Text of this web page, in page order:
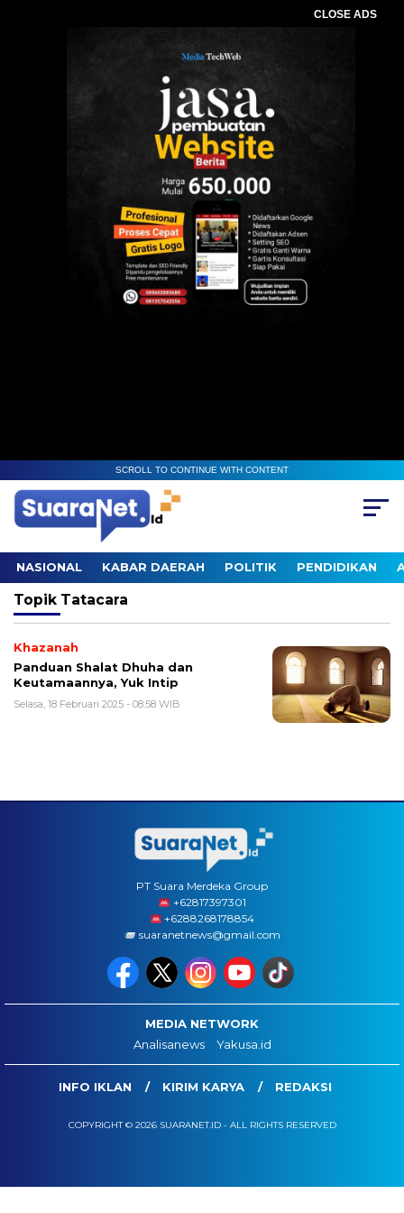
CLOSE ADS
SCROLL TO CONTINUE WITH CONTENT
NASIONAL KABAR DAERAH POLITIK PENDIDIKAN
Topik Tatacara
Khazanah
Panduan Shalat Dhuha dan
Keutamaannya, Yuk Intip
Selasa, 18 Februari 2025 - 08:58 WIB
PT Suara Merdeka Group
‪+62817397301
+6288268178854
suaranetnews@gmail.com
MEDIA NETWORK
Analisanews
Yakusa.id
INFO IKLAN KIRIM KARYA REDAKSI
COPYRIGHT © 2026 SUARANET.ID - ALL RIGHTS RESERVED